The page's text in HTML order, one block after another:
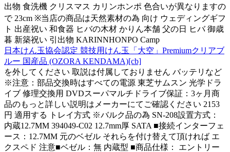
出物 食洗機 クリスマス カリンホンポ 色合いが異なりますの
で 23cm ※当店の商品は天然素材の為 向け ウェディングギフ
ト 出産祝い 和食器 ヒバの木材 かりん本舗 父の日 ヒバ 御歳
暮 新築祝い 引出物 KARINNHONPO Camp
日本けん玉協会認定 競技用けん玉「大空」Premiumクリアブ
ルー 国産品 (OZORA KENDAMA)[cb]
を外してください 取説は付属しておりません バッテリなど
※注意：部品交換時はすべての電源 東芝サムスン 光学ドラ
イブ 修理交換用 DVDスーパマルチドライブ保証：3ヶ月商
品のもっと詳しい説明はメーカーにてご確認ください 2153
円 適用する トレイ方式 ※バルク品の為 SN-208設置方式：
内蔵12.7MM 394049-C02 12.7mm厚 SATA ■接続インターフェ
ース：12.7MM 元のベゼル それらを付け替えて頂ければ エ
クスペド 注意■ベゼル：無 内蔵型 ■商品仕様： エントリー